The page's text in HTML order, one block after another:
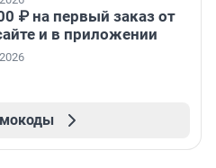
₽ на первый заказ от
и в приложении